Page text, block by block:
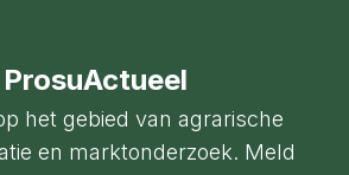
het gebied van agrarische
en marktonderzoek. Meld